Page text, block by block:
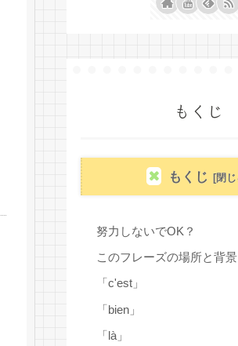
もくじ
もくじ
努力しないでOK？
このフレーズの場所と背景
「c'est」
「bien」
「là」